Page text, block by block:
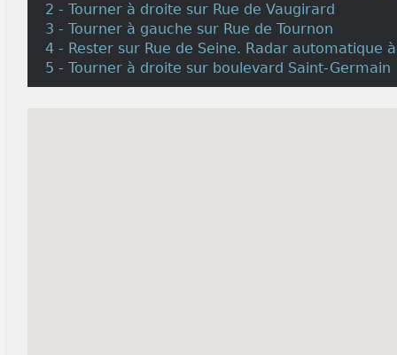
2 - Tourner à droite sur Rue de Vaugirard
3 - Tourner à gauche sur Rue de Tournon
4 - Rester sur Rue de Seine. Radar automatique
5 - Tourner à droite sur boulevard Saint-Germain